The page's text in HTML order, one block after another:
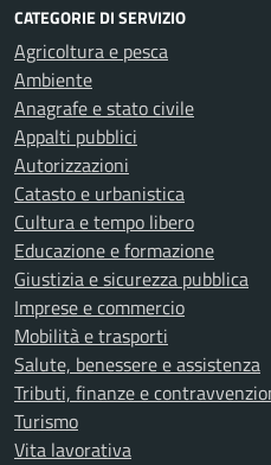
CATEGORIE DI SERVIZIO
Agricoltura e pesca
Ambiente
Anagrafe e stato civile
Appalti pubblici
Autorizzazioni
Catasto e urbanistica
Cultura e tempo libero
Educazione e formazione
Giustizia e sicurezza pubblica
Imprese e commercio
Mobilità e trasporti
Salute, benessere e assistenza
Tributi, finanze e
Turismo
Vita lavorativa